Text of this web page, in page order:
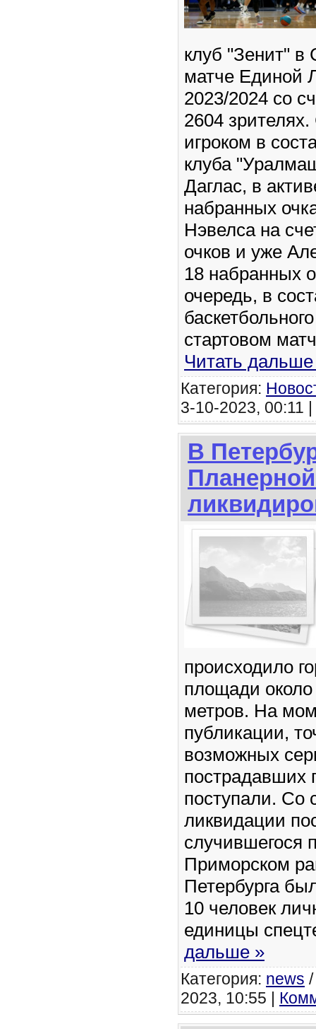
клуб "Зенит" в
матче Единой
2023/2024 со
2604
игроком в
клуба
Даглас, в
набранных
Нэвелса на
очков и уже
18 набранных
очередь, в
стартовом
Читать
Категория:
3-10-2023, 00:11 |
В
происходило
площади около
метров. На
публикации,
возможных
пострадавших
поступали. Со
ликвидации
случившегося
Приморском
Петербурга
10 человек
единицы
дальше »
Категория: news
2023, 10:55 |